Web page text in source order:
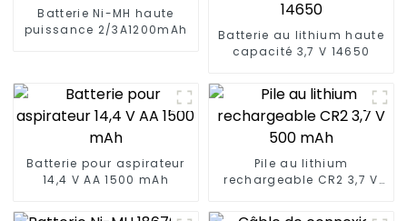
Batterie Ni-MH haute
puissance 2/3A1200mAh
Batterie au lithium haute
capacité 3,7 V 14650
Batterie pour aspirateur
14,4 V AA 1500 mAh
Pile au lithium
rechargeable CR2 3,7 V